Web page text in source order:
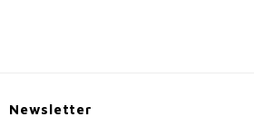
Newsletter